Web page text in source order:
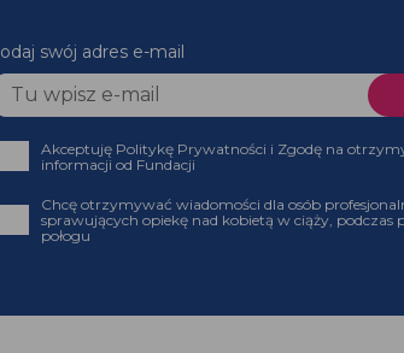
Podaj swój adres e-mail
Akceptuję Politykę Prywatności i Zgodę na
informacji od Fundacji
Chcę otrzymywać wiadomości dla osób
sprawujących opiekę nad kobietą w ciąży,
połogu